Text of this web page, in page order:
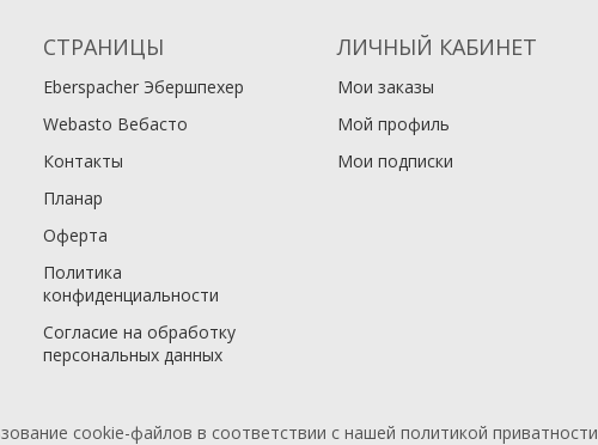
СТРАНИЦЫ
Eberspacher Эбершпехер
Webasto Вебасто
Контакты
Планар
Оферта
Политика
конфиденциальности
Согласие на обработку
персональных данных
ЛИЧНЫЙ КАБИНЕТ
Мои заказы
Мой профиль
Мои подписки
cookie-файлов в соответствии с нашей политикой приватности